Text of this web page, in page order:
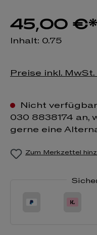
45,00 €*
Inhalt: 0.75
Preise inkl.
Nicht
030 8838174 an,
gerne eine
Zum Merkzettel